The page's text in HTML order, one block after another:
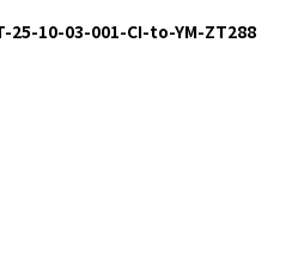
T-25-10-03-001-CI-to-YM-ZT288